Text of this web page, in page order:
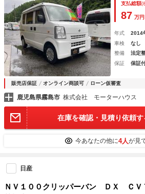
支払総額(
87 万円
年式 2014
車検
なし
整備
法定
保証
保証
販売店保証 オンライン商談可 ローン仮審査
鹿児島県霧島市 株式会社 モーターハウス
在庫を確認・見積り依頼す
今あなたの他に4人が見
日産
ＮＶ１００クリッパーバン ＤＸ Ｃ